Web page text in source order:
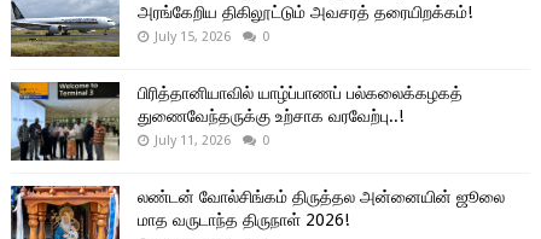
அரங்கேறிய திகிலூட்டும் அவசரத் தரையிறக்கம்!
July 15, 2026 0
பிரித்தானியாவில் யாழ்ப்பாணப் பல்கலைக்கழகத்
துணைவேந்தருக்கு உற்சாக வரவேற்பு..!
July 11, 2026 0
லண்டன் வோல்சிங்கம் திருத்தல அன்னையின் ஜூலை
மாத வருடாந்த திருநாள் 2026!